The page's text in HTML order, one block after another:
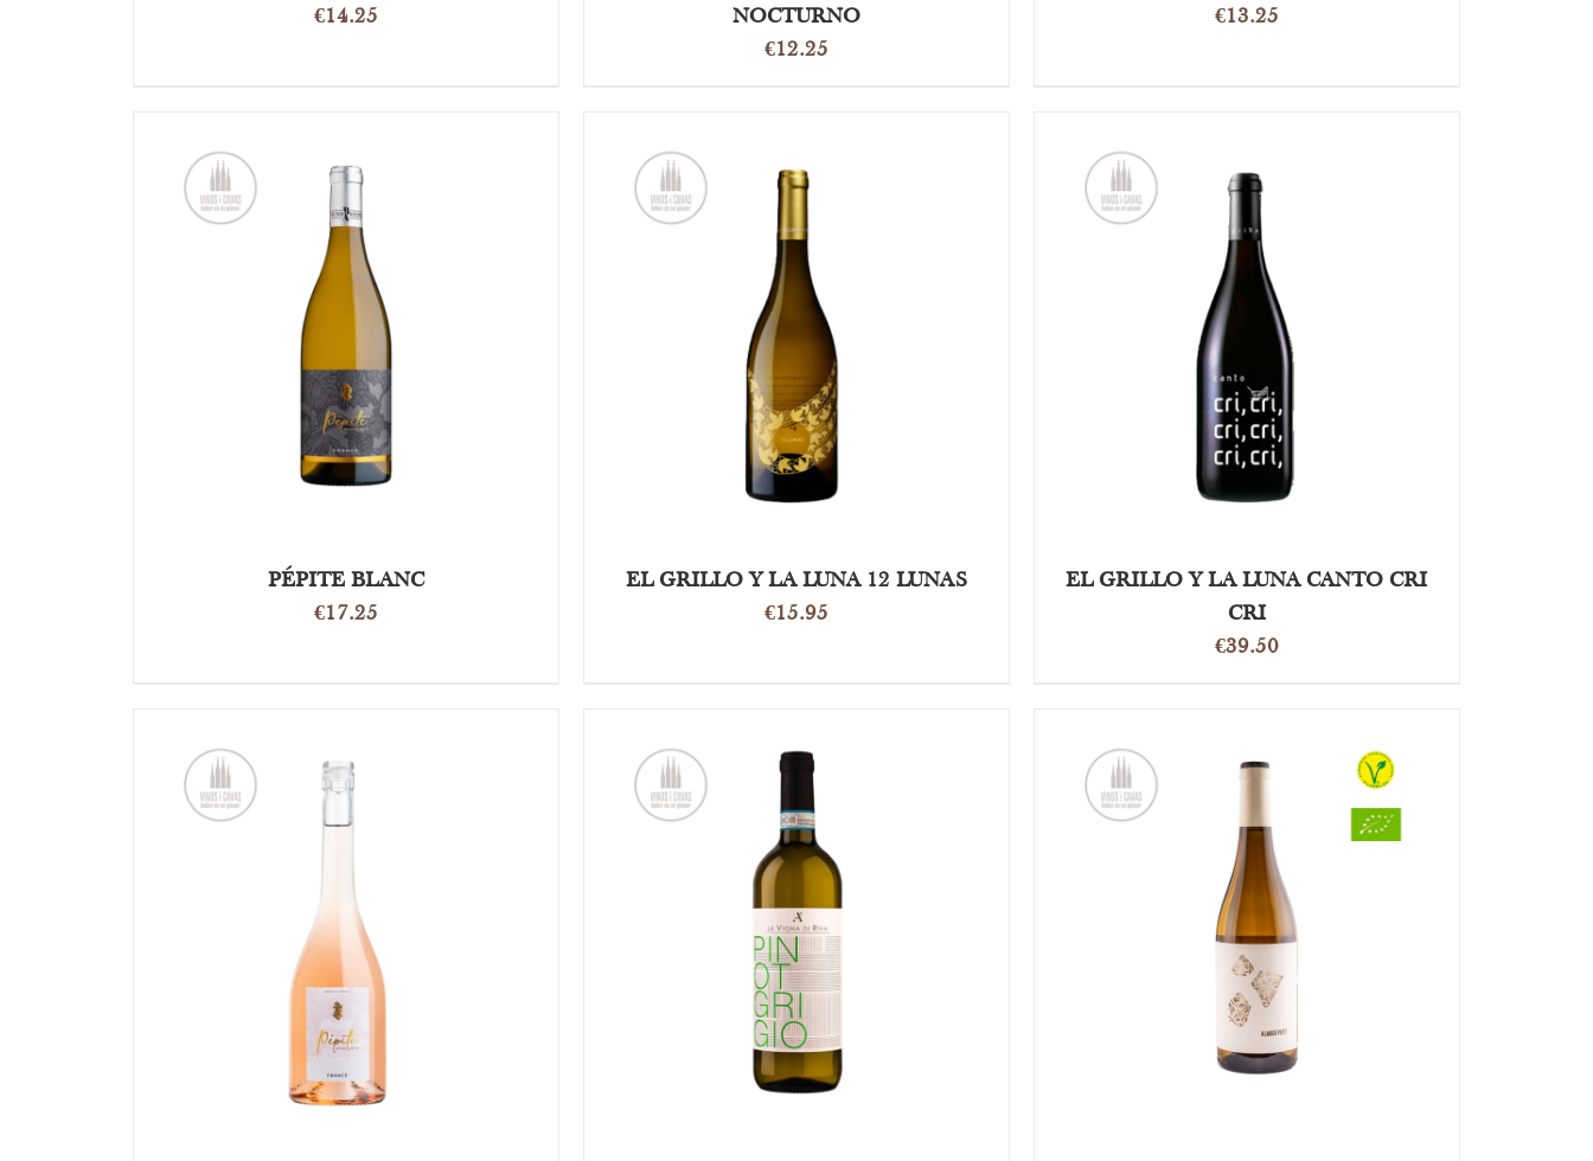
€14.25
NOCTURNO
€12.25
€13.25
PÉPITE BLANC
€17.25
OPTIES SELECTEREN
EL GRILLO Y LA LUNA 12 LUNAS
€15.95
OPTIES SELECTEREN
EL GRILLO Y LA LUNA CANTO CRI
CRI
€39.50
OPTIES SELECTEREN OPTIES SELECTEREN OPTIES SELECTEREN /